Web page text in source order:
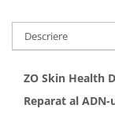
Energie &
Imunitate &
Superalimente &
STRATPHARMA
Descriere
ZO Skin Health
Reparat al ADN-